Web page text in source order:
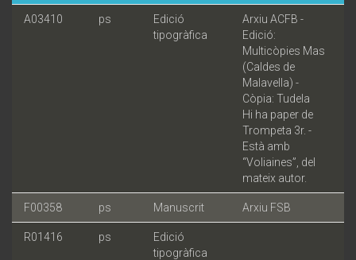
A03410 ps
Edició
tipogràfica
Arxiu ACFB -
Edició:
Multicòpies Mas
(Caldes de
Malavella) -
Còpia: Tudela
Hi ha paper de
Trompeta 3r. -
Està amb
“Voliaines”, del
mateix autor.
F00358 ps Manuscrit Arxiu FSB
R01416 ps
Edició
tipogràfica